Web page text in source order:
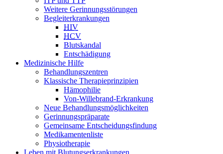
Weitere Gerinnungsstörungen
Begleiterkrankungen
HIV
HCV
Blutskandal
Entschädigung
Medizinische Hilfe
Behandlungszentren
Klassische Therapieprinzipien
Hämophilie
Von-Willebrand-Erkrankung
Neue Behandlungsmöglichkeiten
Gerinnungspräparate
Gemeinsame Entscheidungsfindung
Medikamentenliste
Physiotherapie
Leben mit Blutungserkrankungen